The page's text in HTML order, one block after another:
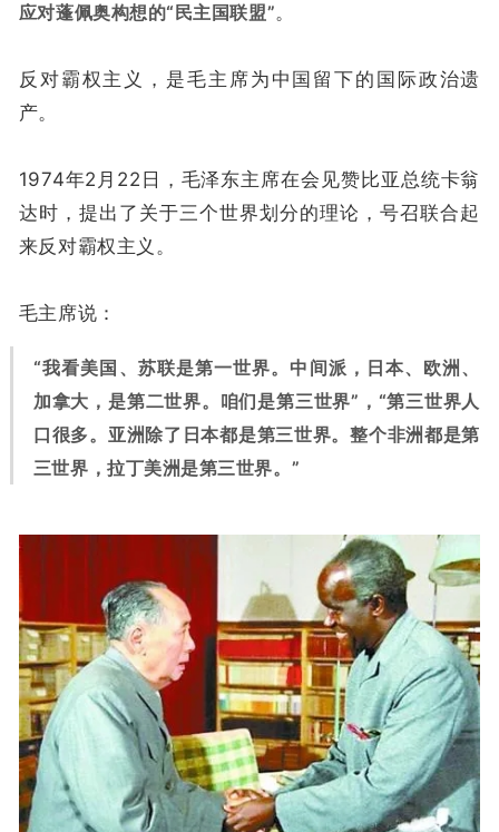
应对蓬佩奥构想的“民主国联盟”。
反对霸权主义，是毛主席为中国留下的国际政治遗
产。
1974年2月22日，毛泽东主席在会见赞比亚总统卡翁
达时，提出了关于三个世界划分的理论，号召联合起
来反对霸权主义。
毛主席说：
“我看美国、苏联是第一世界。中间派，日本、欧洲、
加拿大，是第二世界。咱们是第三世界”，“第三世界人
口很多。亚洲除了日本都是第三世界。整个非洲都是第
三世界，拉丁美洲是第三世界。”